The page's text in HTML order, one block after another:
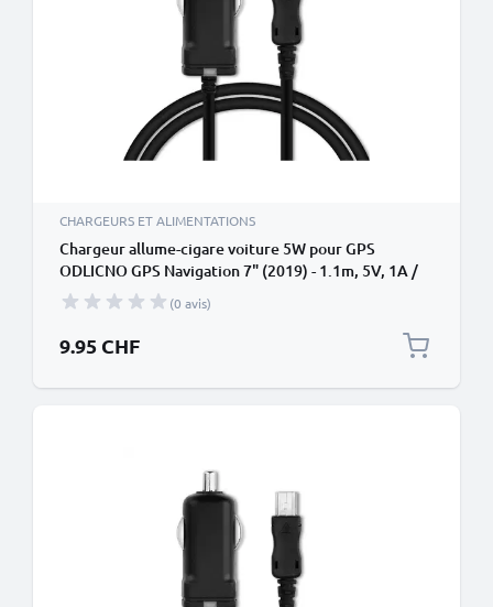
CHARGEURS ET ALIMENTATIONS
Chargeur allume-cigare voiture 5W pour GPS
ODLICNO GPS Navigation 7" (2019) - 1.1m, 5V, 1A /
1000mA
(0 avis)
9.95 CHF